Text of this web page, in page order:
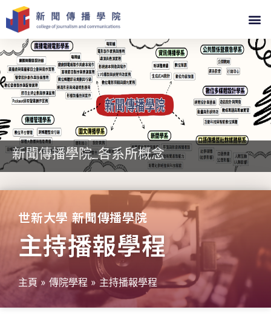
新聞傳播學院_各系所概念
世新大學 新聞傳播學院
主持播報學程
主頁 » 傳院學程 » 主持播報學程